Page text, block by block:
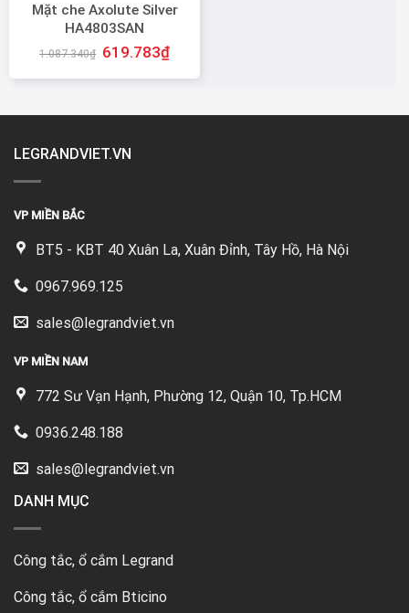
Mặt che Axolute Silver
HA4803SAN
1.087.340₫ 619.783₫
LEGRANDVIET.VN
VP MIỀN BẮC
BT5 - KBT 40 Xuân La, Xuân Đỉnh, Tây Hồ, Hà Nội
0967.969.125
sales@legrandviet.vn
VP MIỀN NAM
772 Sư Vạn Hạnh, Phường 12, Quận 10, Tp.HCM
0936.248.188
sales@legrandviet.vn
DANH MỤC
Công tắc, ổ cắm Legrand
Công tắc, ổ cắm Bticino